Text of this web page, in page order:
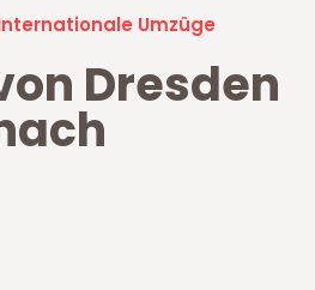
Umzüge
Dresden